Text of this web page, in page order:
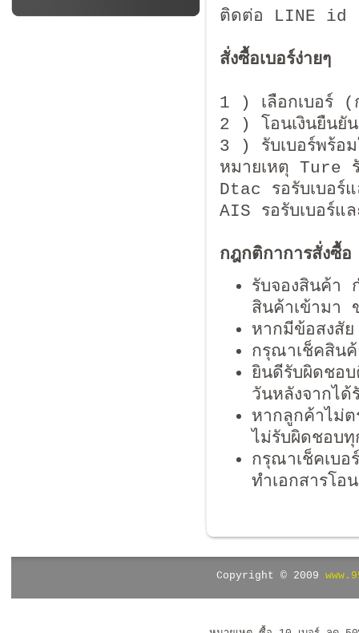
ติดต่อ LINE id
สั่งซื้อเบอร์ง่ายๆ
1 ) เลือกเบอร์ (
2 ) โอนเงินยืนยัน
3 ) รับเบอร์พร้อม
หมายเหตุ Ture รั
Dtac รอรับเบอร์
AIS รอรับเบอร์แ
กฎกติกาการสั่งซื้อ
รับจองสินค้า
สินค้าเข้ามา
หากมีข้อสงสั
กรุณาเช็คสิน
ยินดีรับผิดชอ
วันหลังจากได้
หากลูกค้าไม่
ไม่รับผิดชอบ
กรุณาเช็คเบ
ทำเอกสารโอ
Copyright © 2009